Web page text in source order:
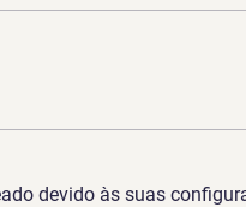
devido às suas